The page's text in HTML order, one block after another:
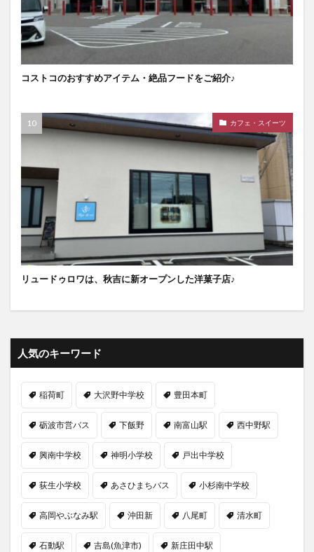
コストコのおすすめアイテム・絶品フードをご紹介♪
カフェ・スイーツ
リュードゥロワは、秋吉に新オープンした洋菓子店♪
人気のキーワード
稲荷町 大沢野中学校 豊田本町
砺波市営バス 下飯野 南富山駅 西中野駅
興南中学校 神明小学校 戸出中学校
荻生小学校 あさひまちバス 小杉南中学校
高岡やぶなみ駅 沖田新 八尾町 清水町
石動駅 吉島(魚津市) 新庄田中駅